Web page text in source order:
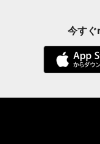
今すぐ